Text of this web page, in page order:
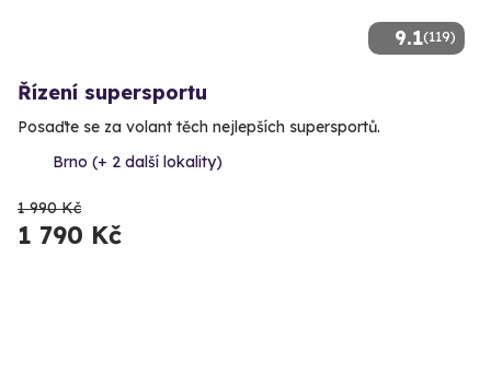
9.1(119)
Řízení supersportu
Posaďte se za volant těch nejlepších supersportů.
Brno (+ 2 další lokality)
1 990 Kč
1 790 Kč